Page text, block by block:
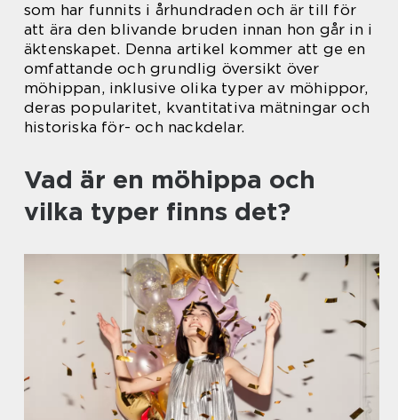
som har funnits i århundraden och är till för
att ära den blivande bruden innan hon går in i
äktenskapet. Denna artikel kommer att ge en
omfattande och grundlig översikt över
möhippan, inklusive olika typer av möhippor,
deras popularitet, kvantitativa mätningar och
historiska för- och nackdelar.
Vad är en möhippa och
vilka typer finns det?